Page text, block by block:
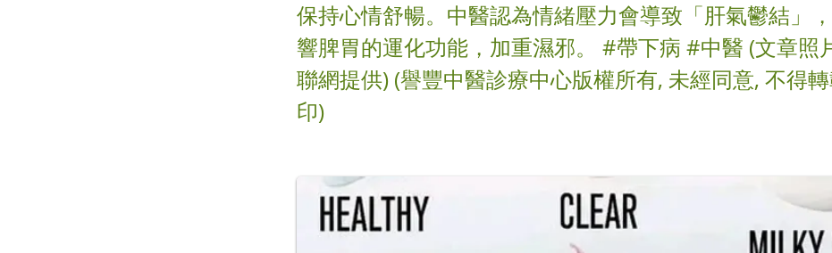
保持心情舒暢。中醫認為情緒壓力會導致「肝氣鬱結」
響脾胃的運化功能，加重濕邪。 #帶下病 #中醫 (文章照
聯網提供) (譽豐中醫診療中心版權所有, 未經同意, 不得
印)